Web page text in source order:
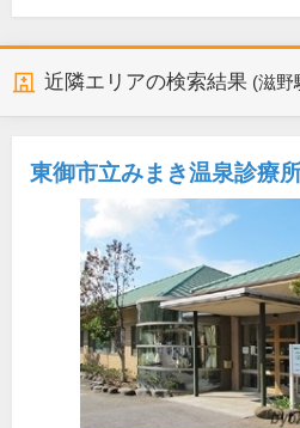
近隣エリアの検索結果 (滋野
東御市立みまき温泉診療